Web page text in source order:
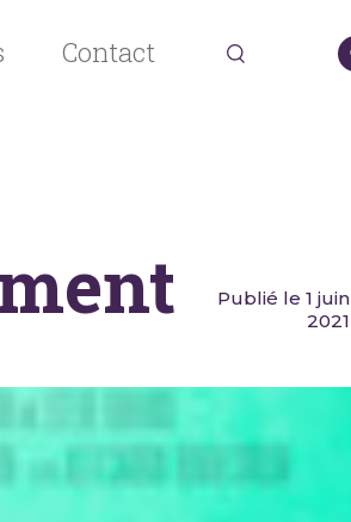
Contact
Publié le 1 juin
2021